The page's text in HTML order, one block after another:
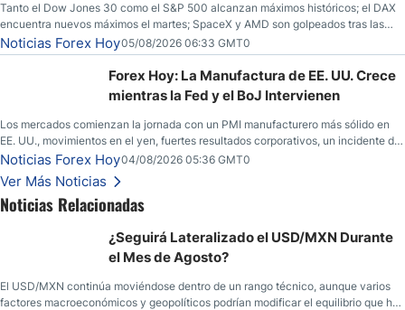
Tanto el Dow Jones 30 como el S&P 500 alcanzan máximos históricos; el DAX
encuentra nuevos máximos el martes; SpaceX y AMD son golpeados tras las
llamadas de ganancias; el petróleo crudo cae por debajo de los $80 con nuevas
esperanzas; el dólar estadounidense continúa intentando estabilizarse frente al
yen; el peso mexicano ve un repunte a medida que las tasas caen en EE. UU.
Noticias Forex Hoy05/08/2026 06:33 GMT0
Forex Hoy: La Manufactura de EE. UU. Crece
mientras la Fed y el BoJ Intervienen
Los mercados comienzan la jornada con un PMI manufacturero más sólido en
EE. UU., movimientos en el yen, fuertes resultados corporativos, un incidente de
seguridad en Bitcoin y nuevas señales desde el mercado del petróleo.
Noticias Forex Hoy04/08/2026 05:36 GMT0
Ver Más Noticias
Noticias Relacionadas
¿Seguirá Lateralizado el USD/MXN Durante
el Mes de Agosto?
El USD/MXN continúa moviéndose dentro de un rango técnico, aunque varios
factores macroeconómicos y geopolíticos podrían modificar el equilibrio que ha